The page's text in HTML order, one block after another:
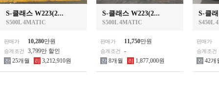
S-클래스 W223(2...
S500L 4MATIC
판매가 10,280만원
승계조건 3,799만 할인
잔 25개월 리 3,212,910원
S-클래스 W223(2...
S500L 4MATIC
판매가 11,750만원
승계조건 -
잔 8개월 리 1,877,000원
S-클
S450L
판매가
승계조건
잔 42개